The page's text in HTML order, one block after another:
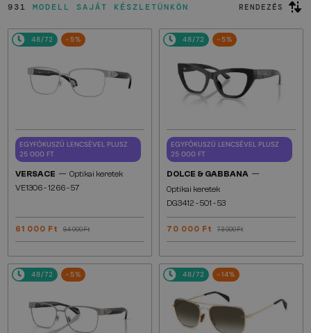
931 MODELL SAJÁT KÉSZLETÜNKÖN RENDEZÉS
48/72 -5%
EGYFÓKUSZÚ LENCSÉVEL PLUSZ
25 000 FT
VERSACE — Optikai keretek
VE1306 - ​1266 - ​57
61 000 Ft 64 000 Ft
48/72 -5%
EGYFÓKUSZÚ LENCSÉVEL PLUSZ
25 000 FT
DOLCE & GABBANA —
Optikai keretek
DG3412 - ​501 - ​53
70 000 Ft 73 000 Ft
48/72 -5% 48/72 -14%